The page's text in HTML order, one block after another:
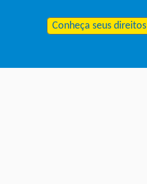
Conheça seus direitos